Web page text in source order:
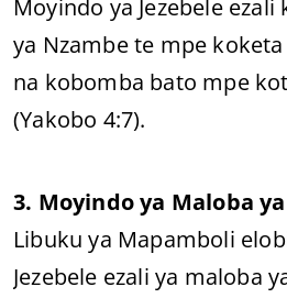
Moyindo ya Jezebele
ya Nzambe te mpe
na kobomba bato mpe
(Yakobo 4:7).
3. Moyindo ya Maloba ya
Libuku ya Mapamboli
Jezebele ezali ya maloba